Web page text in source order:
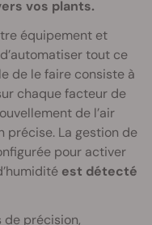
vos plants.
équipement et
tout ce
de le faire consiste à
chaque facteur de
de l’air
précise. La gestion de
pour activer
est détecté
de précision,